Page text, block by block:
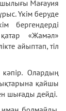
Мағауия
Үкім беруде
бергендерді
«Жамәл»
айыптап, тіл
Олардың
қайшы
шығады дейді.